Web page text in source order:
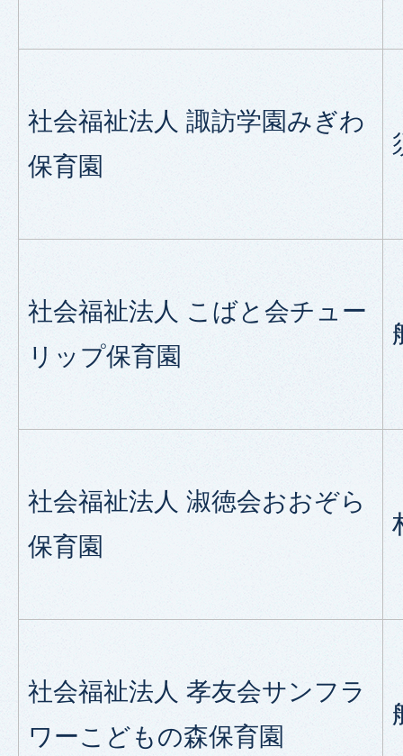
社会福祉法人 諏訪学園みぎわ
保育園
社会福祉法人 こばと会チュー
リップ保育園
社会福祉法人 淑徳会おおぞら
保育園
社会福祉法人 孝友会サンフラ
ワーこどもの森保育園